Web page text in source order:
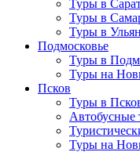
Туры в
Туры в
Туры в
Подмосковье
Туры в
Туры на
Псков
Туры в
Автобусные
Туры на